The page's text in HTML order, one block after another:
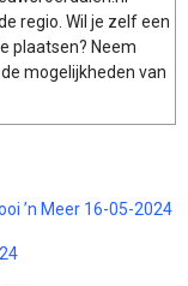
regio. Wil je zelf een
plaatsen? Neem
mogelijkheden van
’n Meer 16-05-2024